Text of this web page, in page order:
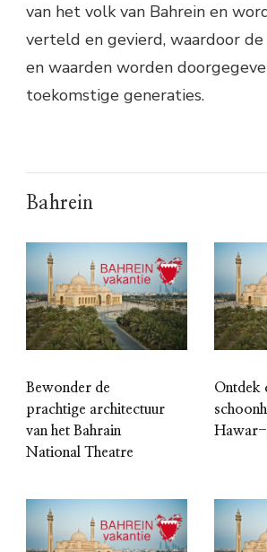
van het volk van Bahrein en
verteld en gevierd, waardoor
en waarden worden
toekomstige generaties.
Bahrein
Bewonder de
prachtige architectuur
van het Bahrain
National Theatre
Ontdek
Hawar-